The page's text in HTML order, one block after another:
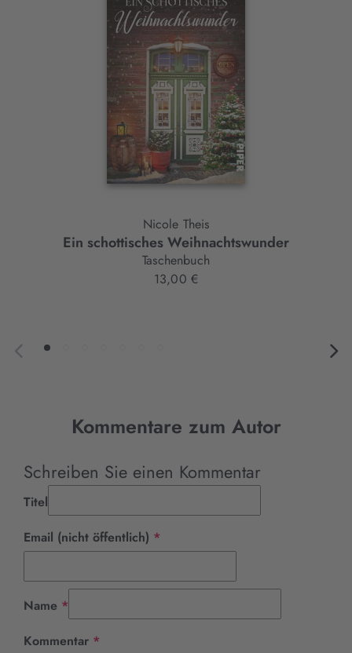
Nicole Theis
Ein schottisches Weihnachtswunder
Taschenbuch
13,00 €
Kommentare zum Autor
Schreiben Sie einen Kommentar
Titel
Email (nicht öffentlich) *
Name *
Kommentar *